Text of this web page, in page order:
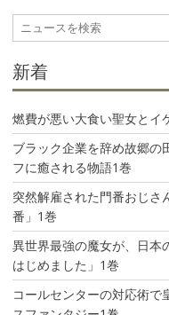
シ
ョ
新着
燃費が悪い大食い聖女とイ
ブラック企業を辞め故郷の
フに癒される物語1巻
突然解雇された門番おじさ
番」1巻
異世界最強の魔女が、日本
はじめました」1巻
コールセンターの対応術で